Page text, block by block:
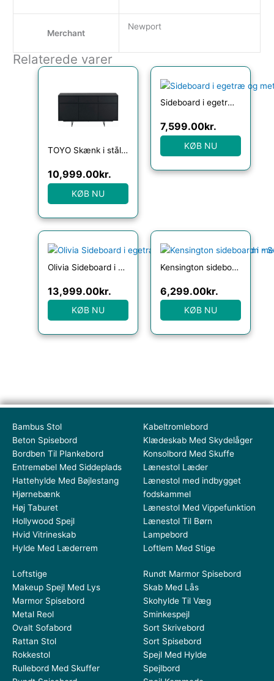
Merchant
Newport
Relaterede varer
TOYO Skænk i stål, MDF og egetræsfinér H82 x B155 cm – Sort
10,999.00kr.
KØB NU
Sideboard i egetræ og metal B90 cm – Antik sort/Gråbejset
7,599.00kr.
KØB NU
Olivia Sideboard i egetræ og egetræsfinér B180 cm – Sort
13,999.00kr.
KØB NU
Kensington sideboard i metal og egetræsfinér B180 cm – Sort/Hvidpigmenteret eg
6,299.00kr.
KØB NU
Bambus Stol
Beton Spisebord
Bordben Til Plankebord
Entremøbel Med Siddeplads
Hattehylde Med Bøjlestang
Hjørnebænk
Høj Taburet
Hollywood Spejl
Hvid Vitrineskab
Hylde Med Læderrem
Kabeltromlebord
Klædeskab Med Skydelåger
Konsolbord Med Skuffe
Lænestol Læder
Lænestol med indbygget
fodskammel
Lænestol Med Vippefunktion
Lænestol Til Børn
Lampebord
Loftlem Med Stige
Loftstige
Makeup Spejl Med Lys
Marmor Spisebord
Metal Reol
Ovalt Sofabord
Rattan Stol
Rokkestol
Rullebord Med Skuffer
Rundt Marmor Spisebord
Skab Med Lås
Skohylde Til Væg
Sminkespejl
Sort Skrivebord
Sort Spisebord
Spejl Med Hylde
Spejlbord